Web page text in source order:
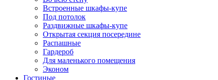
Встроенные шкафы-купе
Под потолок
Раздвижные шкафы-купе
Открытая секция посередине
Распашные
Гардероб
Для маленького помещения
Эконом
Гостиные